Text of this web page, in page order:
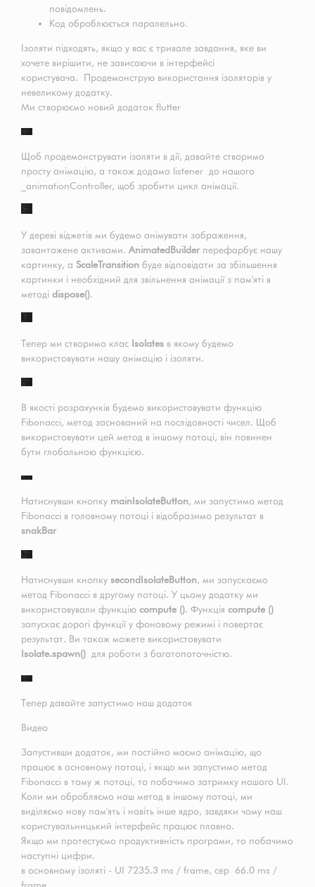
повідомлень.
Код оброблюється паралельно.
Ізоляти підходять, якщо у вас є тривале завдання, яке ви
хочете вирішити, не зависаючи в інтерфейсі
користувача. Продемонструю використання ізоляторів у
невеликому додатку.
Ми створюємо новий додаток flutter
Щоб продемонструвати ізоляти в дії, давайте створимо
просту анімацію, а також додамо listener до нашого
_animationController, щоб зробити цикл анімації.
У дереві віджетів ми будемо анімувати зображення,
завантажене активами. AnimatedBuilder перефарбує нашу
картинку, а ScaleTransition буде відповідати за збільшення
картинки і необхідний для звільнення анімації з пам'яті в
методі dispose().
Тепер ми створимо клас Isolates в якому будемо
використовувати нашу анімацію і ізоляти.
В якості розрахунків будемо використовувати функцію
Fibonacci, метод заснований на послідовності чисел. Щоб
використовувати цей метод в іншому потоці, він повинен
бути глобальною функцією.
Натиснувши кнопку mainIsolateButton, ми запустимо метод
Fibonacci в головному потоці і відобразимо результат в
snakBar
Натиснувши кнопку secondIsolateButton, ми запускаємо
метод Fibonacci в другому потоці. У цьому додатку ми
використовували функцію compute (). Функція compute ()
запускає дорогі функції у фоновому режимі і повертає
результат. Ви також можете використовувати
Isolate.spawn() для роботи з багатопоточністю.
Тепер давайте запустимо наш додаток
Видео
Запустивши додаток, ми постійно маємо анімацію, що
працює в основному потоці, і якщо ми запустимо метод
Fibonacci в тому ж потоці, то побачимо затримку нашого UI.
Коли ми обробляємо наш метод в іншому потоці, ми
виділяємо нову пам'ять і навіть інше ядро, завдяки чому наш
користувальницький інтерфейс працює плавно.
Якщо ми протестуємо продуктивність програми, то побачимо
наступні цифри.
в основному ізоляті - UI 7235.3 ms / frame, сер 66.0 ms /